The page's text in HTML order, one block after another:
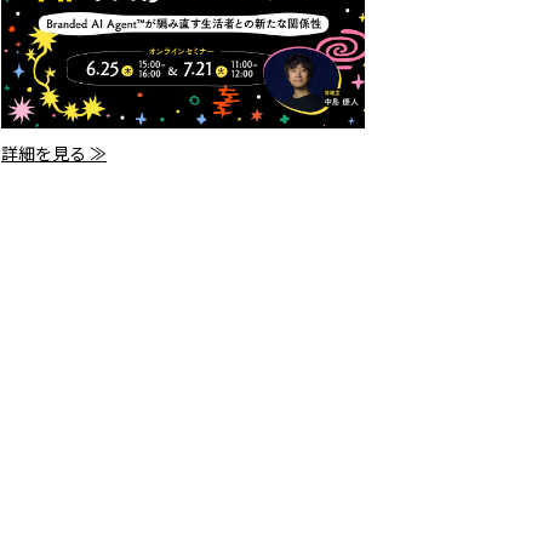
詳細を見る ≫